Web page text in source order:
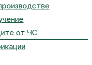
от ЧС